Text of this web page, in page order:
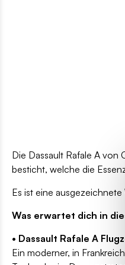
Die Dassault Rafale A
besticht, welche die
Es ist eine
Was erwartet dich in
• Dassault Rafale A
Ein moderner, in